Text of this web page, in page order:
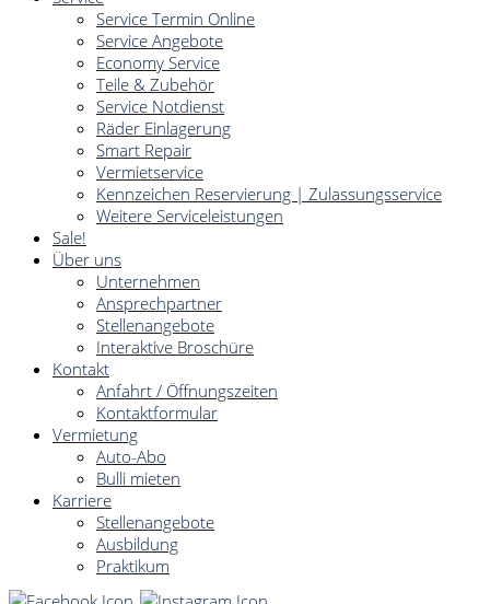
Service Termin Online
Service Angebote
Economy Service
Teile & Zubehör
Service Notdienst
Räder Einlagerung
Smart Repair
Vermietservice
Kennzeichen Reservierung | Zulassungsservice
Weitere Serviceleistungen
Sale!
Über uns
Unternehmen
Ansprechpartner
Stellenangebote
Interaktive Broschüre
Kontakt
Anfahrt / Öffnungszeiten
Kontaktformular
Vermietung
Auto-Abo
Bulli mieten
Karriere
Stellenangebote
Ausbildung
Praktikum